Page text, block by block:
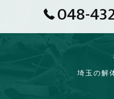
048-
埼玉の解